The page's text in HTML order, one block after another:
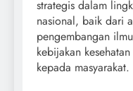
strategis dalam
nasional, baik dari
pengembangan
kebijakan
kepada masyarakat.